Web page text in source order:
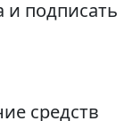
и подписать
средств